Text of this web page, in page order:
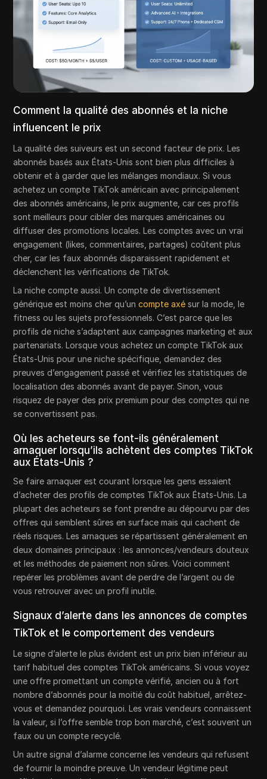
Comment la qualité des abonnés et la niche
influencent le prix
La qualité des suiveurs est un second facteur de prix. Les
abonnés basés aux États-Unis sont bien plus difficiles à
obtenir et à garder que les mélanges mondiaux. Si vous
achetez un compte TikTok américain avec principalement
des abonnés américains, le prix augmente, car ces profils
sont meilleurs pour cibler des marques américaines ou
diffuser des promotions locales. Les comptes avec un vrai
engagement (likes, commentaires, partages) coûtent plus
cher, car les faux abonnés disparaissent rapidement et
déclenchent les vérifications de TikTok.
La niche compte aussi. Un compte de divertissement
générique est moins cher qu’uncompte axé sur la mode, le
fitness ou les sujets professionnels. C’est parce que les
profils de niche s’adaptent aux campagnes marketing et aux
partenariats. Lorsque vous achetez un compte TikTok aux
États-Unis pour une niche spécifique, demandez des
preuves d’engagement passé et vérifiez les statistiques de
localisation des abonnés avant de payer. Sinon, vous
risquez de payer des prix premium pour des comptes qui ne
se convertissent pas.
Où les acheteurs se font-ils généralement
arnaquer lorsqu’ils achètent des comptes TikTok
aux États-Unis ?
Se faire arnaquer est courant lorsque les gens essaient
d’acheter des profils de comptes TikTok aux États-Unis. La
plupart des acheteurs se font prendre au dépourvu par des
offres qui semblent sûres en surface mais qui cachent de
réels risques. Les arnaques se répartissent généralement en
deux domaines principaux : les annonces/vendeurs douteux
et les méthodes de paiement non sûres. Voici comment
repérer les problèmes avant de perdre de l’argent ou de
vous retrouver avec un profil inutile.
Signaux d’alerte dans les annonces de comptes
TikTok et le comportement des vendeurs
Le signe d’alerte le plus évident est un prix bien inférieur au
tarif habituel des comptes TikTok américains. Si vous voyez
une offre promettant un compte vérifié, ancien ou à fort
nombre d’abonnés pour la moitié du coût habituel, arrêtez-
vous et demandez pourquoi. Les vrais vendeurs connaissent
la valeur, si l’offre semble trop bon marché, c’est souvent un
faux ou un compte recyclé.
Un autre signal d’alarme concerne les vendeurs qui refusent
de fournir la moindre preuve. Un vendeur légitime peut